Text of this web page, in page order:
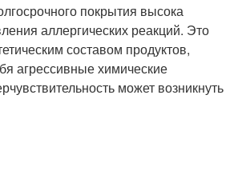
покрытия высока
аллергических реакций. Это
составом продуктов,
агрессивные химические
может возникнуть